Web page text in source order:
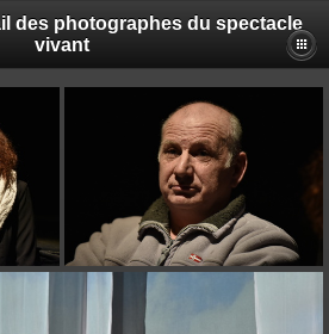
des photographes du spectacle
vivant